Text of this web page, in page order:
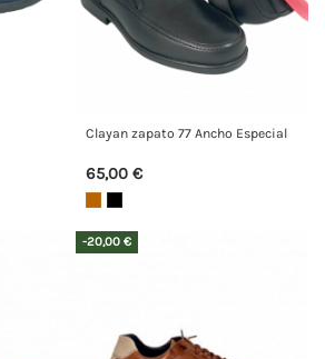
Clayan zapato 77 Ancho Especial
65,00 €
-20,00 €